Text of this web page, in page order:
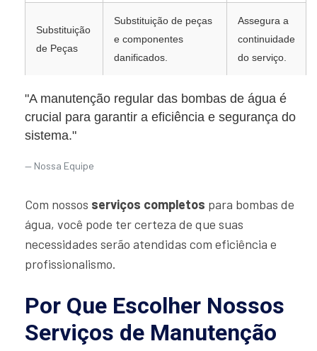
Substituição
de Peças
Substituição de peças
e componentes
danificados.
Assegura a
continuidade
do serviço.
"A manutenção regular das bombas de água é
crucial para garantir a eficiência e segurança do
sistema."
Nossa Equipe
Com nossos serviços completos para bombas de
água, você pode ter certeza de que suas
necessidades serão atendidas com eficiência e
profissionalismo.
Por Que Escolher Nossos
Serviços de Manutenção